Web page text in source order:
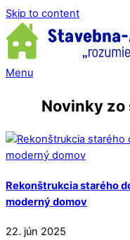
Skip to content
Menu
Novinky
Rekonštrukcia starého
moderný domov
22. jún 2025